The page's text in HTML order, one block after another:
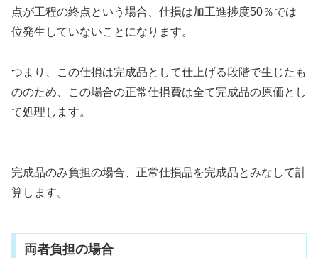
点が工程の終点という場合、仕損は加工進捗度50％では
位発生していないことになります。
つまり、この仕損は完成品として仕上げる段階で生じたも
ののため、この場合の正常仕損費は全て完成品の原価とし
て処理します。
完成品のみ負担の場合、正常仕損品を完成品とみなして計
算します。
両者負担の場合